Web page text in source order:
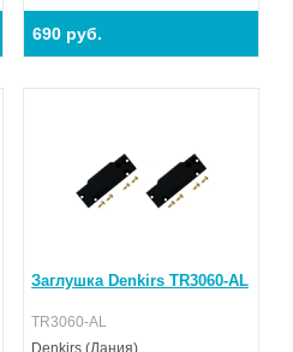
690 руб.
Заглушка Denkirs TR3060-AL
TR3060-AL
Denkirs (Дания)